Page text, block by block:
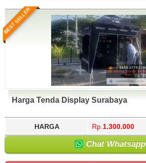
BEST SELLER
Harga Tenda Display Surabaya
HARGA Rp. 1.300.000
Chat Whatsapp